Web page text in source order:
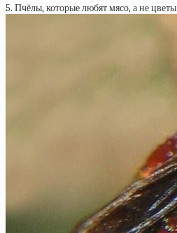
5. Пчёлы, которые любят мясо, а не цветы